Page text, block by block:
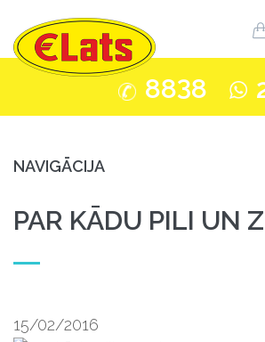
8838
NAVIGĀCIJA
PAR KĀDU PILI UN
15/02/2016